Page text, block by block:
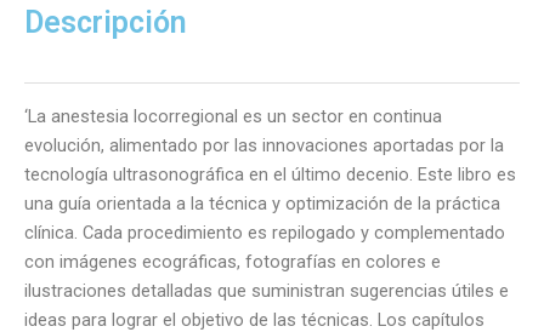
Básica
Descripción
‘La anestesia locorregional es un sector en continua
evolución, alimentado por las innovaciones aportadas por la
tecnología ultrasonográfica en el último decenio. Este libro es
una guía orientada a la técnica y optimización de la práctica
clínica. Cada procedimiento es repilogado y complementado
con imágenes ecográficas, fotografías en colores e
ilustraciones detalladas que suministran sugerencias útiles e
ideas para lograr el objetivo de las técnicas. Los capítulos